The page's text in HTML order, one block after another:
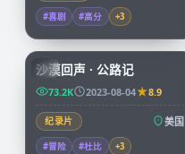
#喜剧 #高分 +3
CN
沙漠回声 · 公路记
73.2K 2023-08-04 8.9
纪录片 美国
#冒险 #杜比 +3